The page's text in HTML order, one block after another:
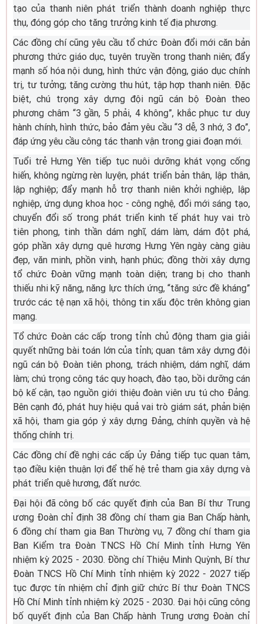
tạo của thanh niên phát triển thành doanh nghiệp thực
thụ, đóng góp cho tăng trưởng kinh tế địa phương.
Các đồng chí cũng yêu cầu tổ chức Đoàn đổi mới căn bản
phương thức giáo dục, tuyên truyền trong thanh niên; đẩy
mạnh số hóa nội dung, hình thức vận động, giáo dục chính
trị, tư tưởng; tăng cường thu hút, tập hợp thanh niên. Đặc
biệt, chú trọng xây dựng đội ngũ cán bộ Đoàn theo
phương châm “3 gần, 5 phải, 4 không”, khắc phục tư duy
hành chính, hình thức, bảo đảm yêu cầu “3 dễ, 3 nhớ, 3 đo”,
đáp ứng yêu cầu công tác thanh vận trong giai đoạn mới.
Tuổi trẻ Hưng Yên tiếp tục nuôi dưỡng khát vọng cống
hiến, không ngừng rèn luyện, phát triển bản thân, lập thân,
lập nghiệp; đẩy mạnh hỗ trợ thanh niên khởi nghiệp, lập
nghiệp, ứng dụng khoa học - công nghệ, đổi mới sáng tạo,
chuyển đổi số trong phát triển kinh tế phát huy vai trò
tiên phong, tinh thần dám nghĩ, dám làm, dám đột phá,
góp phần xây dựng quê hương Hưng Yên ngày càng giàu
đẹp, văn minh, phồn vinh, hạnh phúc; đồng thời xây dựng
tổ chức Đoàn vững mạnh toàn diện; trang bị cho thanh
thiếu nhi kỹ năng, năng lực thích ứng, “tăng sức đề kháng”
trước các tệ nạn xã hội, thông tin xấu độc trên không gian
mạng.
Tổ chức Đoàn các cấp trong tỉnh chủ động tham gia giải
quyết những bài toán lớn của tỉnh; quan tâm xây dựng đội
ngũ cán bộ Đoàn tiên phong, trách nhiệm, dám nghĩ, dám
làm; chú trọng công tác quy hoạch, đào tạo, bồi dưỡng cán
bộ kế cận, tạo nguồn giới thiệu đoàn viên ưu tú cho Đảng.
Bên cạnh đó, phát huy hiệu quả vai trò giám sát, phản biện
xã hội, tham gia góp ý xây dựng Đảng, chính quyền và hệ
thống chính trị.
Các đồng chí đề nghị các cấp ủy Đảng tiếp tục quan tâm,
tạo điều kiện thuận lợi để thế hệ trẻ tham gia xây dựng và
phát triển quê hương, đất nước.
Đại hội đã công bố các quyết định của Ban Bí thư Trung
ương Đoàn chỉ định 38 đồng chí tham gia Ban Chấp hành,
6 đồng chí tham gia Ban Thường vụ, 7 đồng chí tham gia
Ban Kiểm tra Đoàn TNCS Hồ Chí Minh tỉnh Hưng Yên
nhiệm kỳ 2025 - 2030. Đồng chí Thiệu Minh Quỳnh, Bí thư
Đoàn TNCS Hồ Chí Minh tỉnh nhiệm kỳ 2022 - 2027 tiếp
tục được tín nhiệm chỉ định giữ chức Bí thư Đoàn TNCS
Hồ Chí Minh tỉnh nhiệm kỳ 2025 - 2030. Đại hội cũng công
bố quyết định của Ban Chấp hành Trung ương Đoàn chỉ